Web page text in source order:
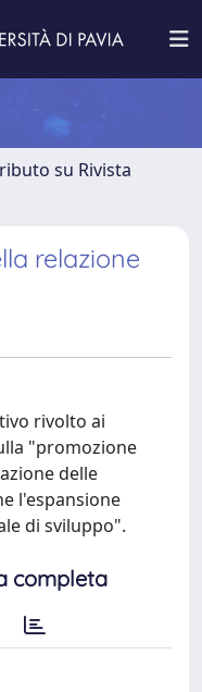
su Rivista
relazione
rivolto ai
"promozione
delle
l'espansione
di sviluppo".
completa